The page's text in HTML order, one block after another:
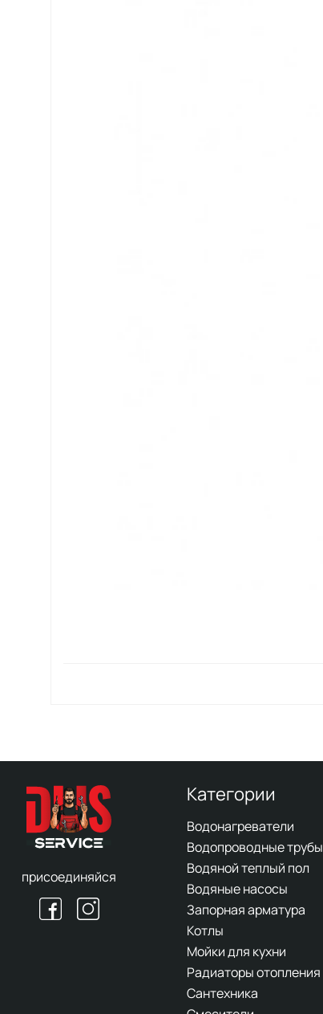
присоединяйся
Категории
Водонагреватели
Водопроводные трубы
Водяной теплый пол
Водяные насосы
Запорная арматура
Котлы
Мойки для кухни
Радиаторы отопления
Сантехника